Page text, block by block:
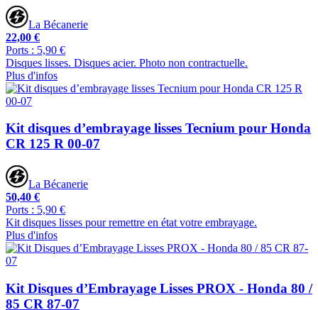
La Bécanerie
22,00 €
Ports : 5,90 €
Disques lisses. Disques acier. Photo non contractuelle.
Plus d'infos
Kit disques d’embrayage lisses Tecnium pour Honda
CR 125 R 00-07
La Bécanerie
50,40 €
Ports : 5,90 €
Kit disques lisses pour remettre en état votre embrayage.
Plus d'infos
Kit Disques d’Embrayage Lisses PROX - Honda 80 /
85 CR 87-07